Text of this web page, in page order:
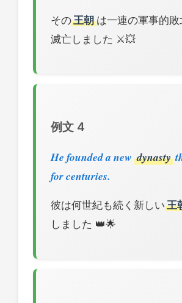
その王朝は一連の軍事的敗
滅亡しました ⚔️💥
例文 4
He founded a new dynasty
for centuries.
彼は何世紀も続く新しい 王
しました 👑🌟